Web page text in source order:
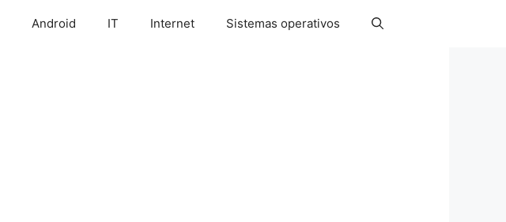
Android IT Internet Sistemas operativos